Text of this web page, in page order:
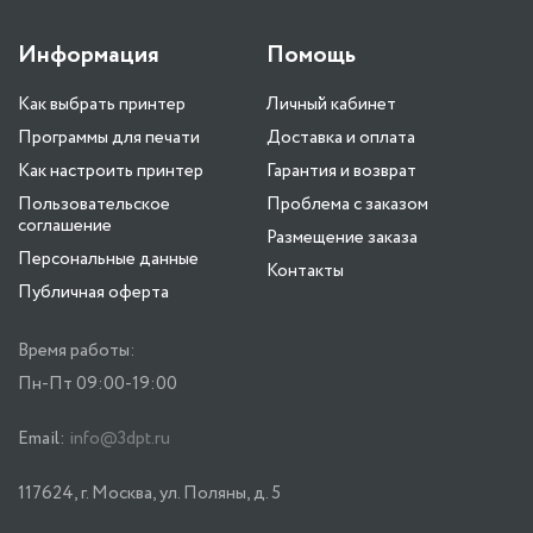
Информация
Как выбрать принтер
Программы для печати
Как настроить принтер
Пользовательское
соглашение
Персональные данные
Публичная оферта
Помощь
Личный кабинет
Доставка и оплата
Гарантия и возврат
Проблема с заказом
Размещение заказа
Контакты
Время работы:
Пн-Пт 09:00-19:00
Email: info@3dpt.ru
117624, г. Москва, ул. Поляны, д. 5